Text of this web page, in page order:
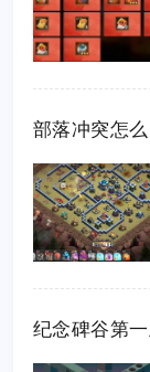
部落冲突怎
纪念碑谷第